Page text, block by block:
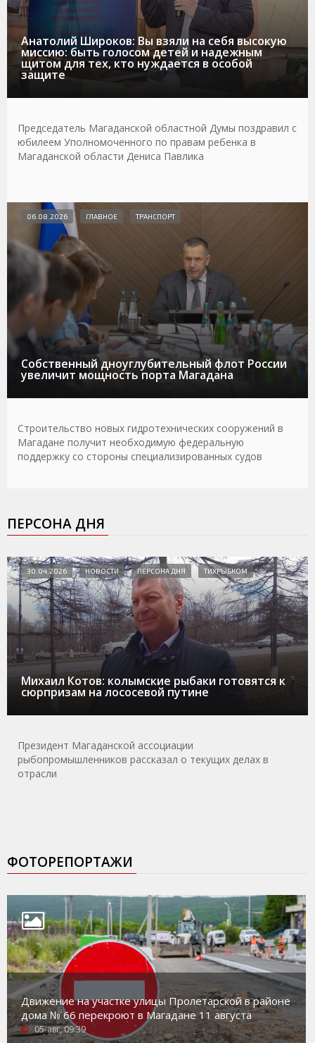
Анатолий Широков: Вы взяли на себя высокую
миссию: быть голосом детей и надежным
щитом для тех, кто нуждается в особой
защите
Председатель Магаданской областной Думы поздравил с
юбилеем Уполномоченного по правам ребенка в
Магаданской области Дениса Павлика
Собственный дноуглубительный флот России
увеличит мощность порта Магадана
06.08.2026 ГЛАВНОЕ ТРАНСПОРТ
Строительство новых гидротехнических сооружений в
Магадане получит необходимую федеральную
поддержку со стороны специализированных судов
ПЕРСОНА ДНЯ
Михаил Котов: колымские рыбаки готовятся к
сюрпризам на лососевой путине
30.04.2026 НОВОСТИ ПЕРСОНА ДНЯ ТИХРЫБКОМ
Президент Магаданской ассоциации
рыбопромышленников рассказал о текущих делах в
отрасли
ФОТОРЕПОРТАЖИ
Движение на участке улицы Пролетарской в районе
дома № 66 перекроют в Магадане 11 августа
05-авг, 09:39